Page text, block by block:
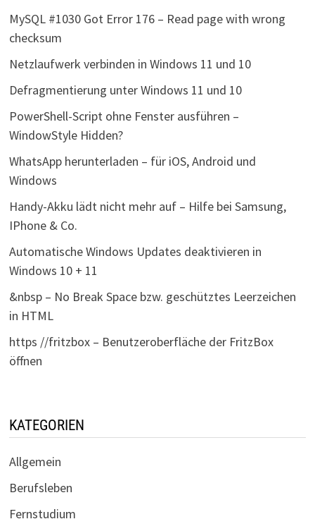
MySQL #1030 Got Error 176 – Read page with wrong
checksum
Netzlaufwerk verbinden in Windows 11 und 10
Defragmentierung unter Windows 11 und 10
PowerShell-Script ohne Fenster ausführen –
WindowStyle Hidden?
WhatsApp herunterladen – für iOS, Android und
Windows
Handy-Akku lädt nicht mehr auf – Hilfe bei Samsung,
IPhone & Co.
Automatische Windows Updates deaktivieren in
Windows 10 + 11
&nbsp – No Break Space bzw. geschütztes Leerzeichen
in HTML
https //fritzbox – Benutzeroberfläche der FritzBox
öffnen
KATEGORIEN
Allgemein
Berufsleben
Fernstudium